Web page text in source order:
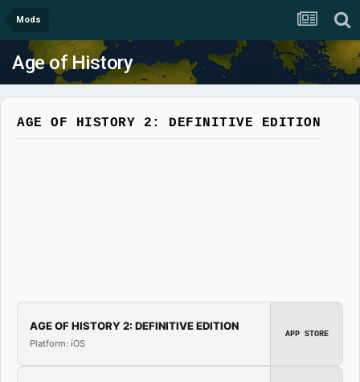
Mods
Age of History
AGE OF HISTORY 2: DEFINITIVE EDITION
AGE OF HISTORY 2: DEFINITIVE EDITION
Platform: iOS
APP STORE